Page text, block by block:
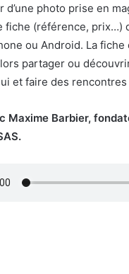
d’une photo prise en
fiche (référence, prix…)
ou Android. La fiche
partager ou
et faire des
Maxime Barbier,